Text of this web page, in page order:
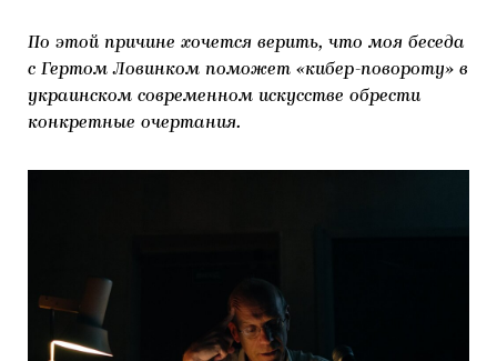
По этой причине хочется верить, что моя беседа
с Гертом Ловинком поможет «кибер-повороту» в
украинском современном искусстве обрести
конкретные очертания.